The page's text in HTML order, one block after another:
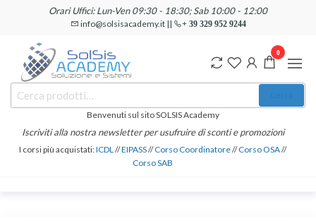
contenuto
Orari Uffici: Lun-Ven 09:30 - 18:30; Sab 10:00 - 12:00
info@solsisacademy.it || + 39 329 952 9244
SOLSIS
Academy
Corsi e
Certificazioni
Linguistiche
Benvenuti sul sito SOLSIS Academy
Iscriviti alla nostra newsletter per usufruire di sconti e promozioni
I corsi più acquistati:ICDL//EIPASS//Corso Coordinatore//Corso OSA//
Corso SAB
0